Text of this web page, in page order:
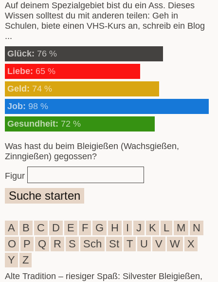
Auf deinem Spezialgebiet bist du ein Ass. Dieses
Wissen solltest du mit anderen teilen: Geh in
Schulen, biete einen VHS-Kurs an, schreib ein Blog
...
Glück: 76 %
Liebe: 65 %
Geld: 74 %
Job: 98 %
Gesundheit: 72 %
Was hast du beim Bleigießen (Wachsgießen,
Zinngießen) gegossen?
Figur
Suche starten
A B C D E F G H I J K L M
N
O
P Q R S Sch St T U V W X
Y
Z
Alte Tradition – riesiger Spaß: Silvester Bleigießen,